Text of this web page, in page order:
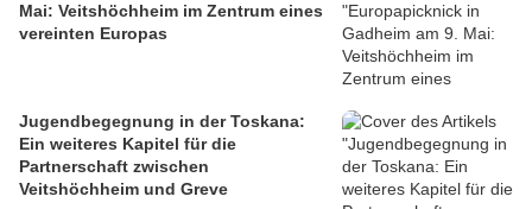
Mai: Veitshöchheim im Zentrum eines
vereinten Europas
Jugendbegegnung in der Toskana:
Ein weiteres Kapitel für die
Partnerschaft zwischen
Veitshöchheim und Greve